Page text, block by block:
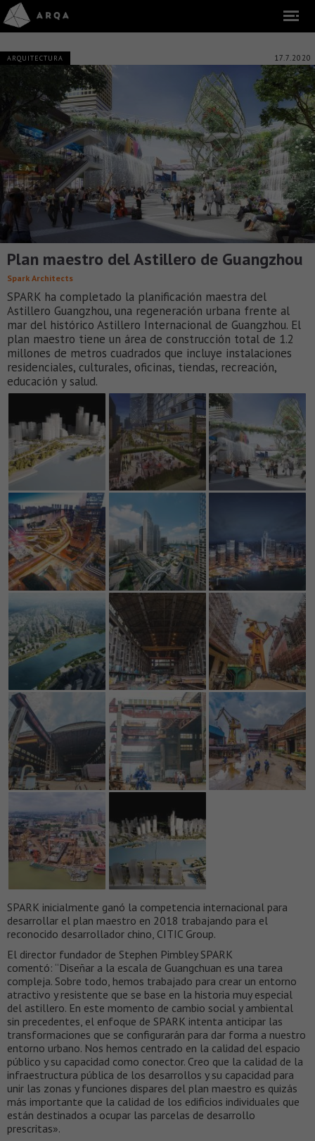
ARQUITECTURA 17.7.2020
Plan maestro del Astillero de Guangzhou
Spark Architects
SPARK ha completado la planificación maestra del
Astillero Guangzhou, una regeneración urbana frente al
mar del histórico Astillero Internacional de Guangzhou. El
plan maestro tiene un área de construcción total de 1.2
millones de metros cuadrados que incluye instalaciones
residenciales, culturales, oficinas, tiendas, recreación,
educación y salud.
SPARK inicialmente ganó la competencia internacional para
desarrollar el plan maestro en 2018 trabajando para el
reconocido desarrollador chino, CITIC Group.
El director fundador de Stephen Pimbley SPARK
comentó: “Diseñar a la escala de Guangchuan es una tarea
compleja. Sobre todo, hemos trabajado para crear un entorno
atractivo y resistente que se base en la historia muy especial
del astillero. En este momento de cambio social y ambiental
sin precedentes, el enfoque de SPARK intenta anticipar las
transformaciones que se configurarán para dar forma a nuestro
entorno urbano. Nos hemos centrado en la calidad del espacio
público y su capacidad como conector. Creo que la calidad de la
infraestructura pública de los desarrollos y su capacidad para
unir las zonas y funciones dispares del plan maestro es quizás
más importante que la calidad de los edificios individuales que
están destinados a ocupar las parcelas de desarrollo
prescritas».